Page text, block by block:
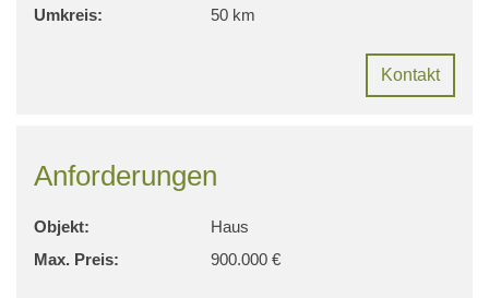
Umkreis: 50 km
Kontakt
Anforderungen
Objekt:
Haus
Max. Preis:
900.000 €